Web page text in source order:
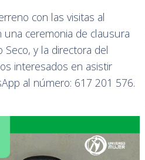
con las visitas al
una ceremonia de clausura
y la directora del
interesados en asistir
al número: 617 201 576.